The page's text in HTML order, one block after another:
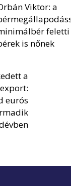
Viktor: a
feletti
is nőnek
a
eurós